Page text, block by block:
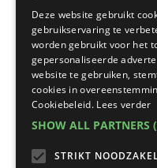
Mis
Ontvang onze
bouwen
Deze website gebruikt
gebruikservaring te
worden gebruikt voor het
gepersonaliseerde
website te gebruiken,
cookies in
Cookiebeleid. Lees verder
SHOW ALL PARTNERS
STRIKT